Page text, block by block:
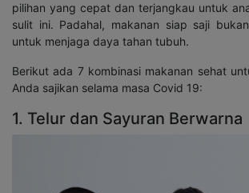
pilihan yang cepat dan terjangkau untuk
sulit ini. Padahal, makanan siap saji
untuk menjaga daya tahan tubuh.
Berikut ada 7 kombinasi makanan sehat
Anda sajikan selama masa Covid 19:
1. Telur dan Sayuran Berwarna